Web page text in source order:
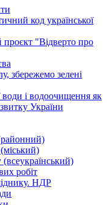
код української
проєкт "Відверто про
збережемо зелені
води і водоочищення як
України
(всеукраїнський)
робіт
НДР